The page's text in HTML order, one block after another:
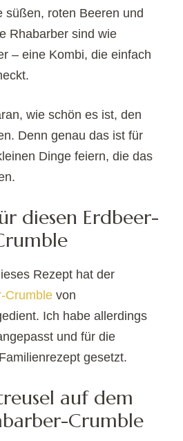
süßen, roten Beeren und
Rhabarber sind wie
– eine Kombi, die einfach
wie schön es ist, den
Denn genau das ist für
Dinge feiern, die das
diesen Erdbeer-
Rezept hat der
Crumble von
Ich habe allerdings
und für die
gesetzt.
auf dem
Crumble